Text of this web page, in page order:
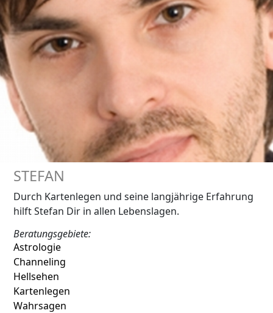
STEFAN
Durch Kartenlegen und seine langjährige Erfahrung
hilft Stefan Dir in allen Lebenslagen.
Beratungsgebiete:
Astrologie
Channeling
Hellsehen
Kartenlegen
Wahrsagen